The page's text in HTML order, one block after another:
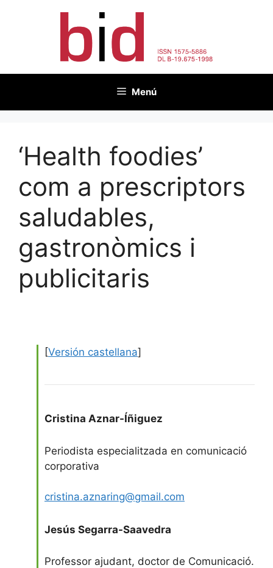
Menú
‘Health foodies’
com a prescriptors
saludables,
gastronòmics i
publicitaris
[Versión castellana]
Cristina Aznar-Íñiguez
Periodista especialitzada en comunicació
corporativa
cristina.aznaring@gmail.com
Jesús Segarra-Saavedra
Professor ajudant, doctor de Comunicació.